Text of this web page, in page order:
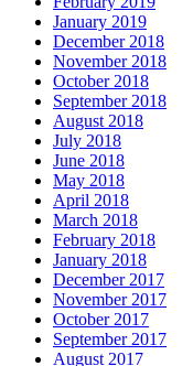
January 2019
December 2018
November 2018
October 2018
September 2018
August 2018
July 2018
June 2018
May 2018
April 2018
March 2018
February 2018
January 2018
December 2017
November 2017
October 2017
September 2017
August 2017